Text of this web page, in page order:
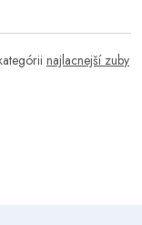
najlacnejší zuby